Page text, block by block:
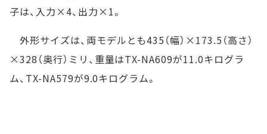
子は、入力×4、出力×1。
外形サイズは、両モデルとも435（幅）×173.5（高さ）
×328（奥行）ミリ、重量はTX-NA609が11.0キログラ
ム、TX-NA579が9.0キログラム。